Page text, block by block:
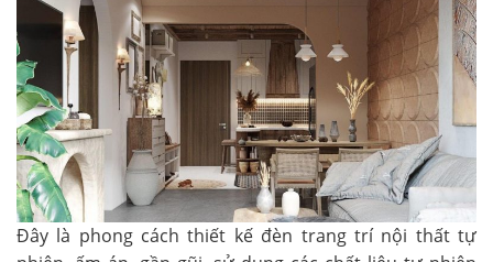
Đây là phong cách thiết kế đèn trang trí nội thất tự